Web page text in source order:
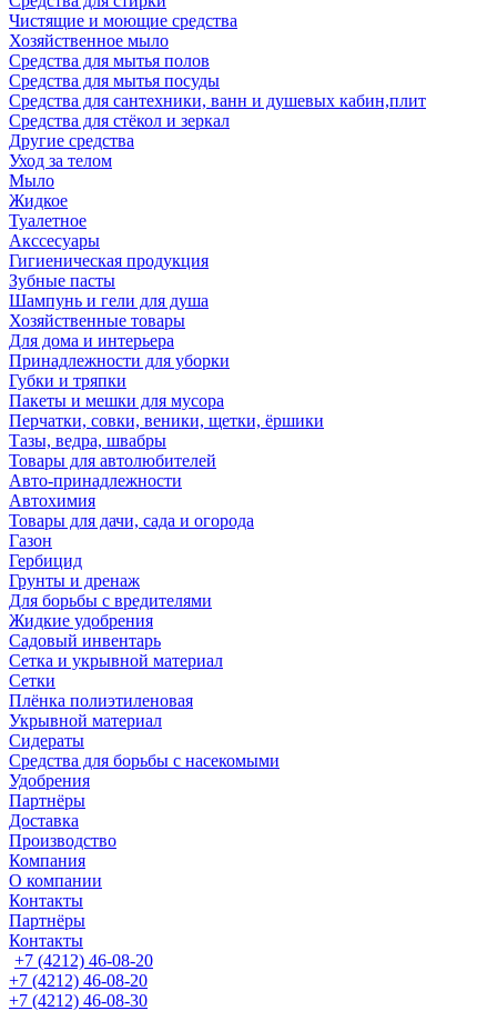
Чистящие и моющие средства
Хозяйственное мыло
Средства для мытья полов
Средства для мытья посуды
Средства для сантехники, ванн и душевых кабин,плит
Средства для стёкол и зеркал
Другие средства
Уход за телом
Мыло
Жидкое
Туалетное
Акссесуары
Гигиеническая продукция
Зубные пасты
Шампунь и гели для душа
Хозяйственные товары
Для дома и интерьера
Принадлежности для уборки
Губки и тряпки
Пакеты и мешки для мусора
Перчатки, совки, веники, щетки, ёршики
Тазы, ведра, швабры
Товары для автолюбителей
Авто-принадлежности
Автохимия
Товары для дачи, сада и огорода
Газон
Гербицид
Грунты и дренаж
Для борьбы с вредителями
Жидкие удобрения
Садовый инвентарь
Сетка и укрывной материал
Сетки
Плёнка полиэтиленовая
Укрывной материал
Сидераты
Средства для борьбы с насекомыми
Удобрения
Партнёры
Доставка
Производство
Компания
О компании
Контакты
Партнёры
Контакты
+7 (4212) 46-08-20
+7 (4212) 46-08-20
+7 (4212) 46-08-30